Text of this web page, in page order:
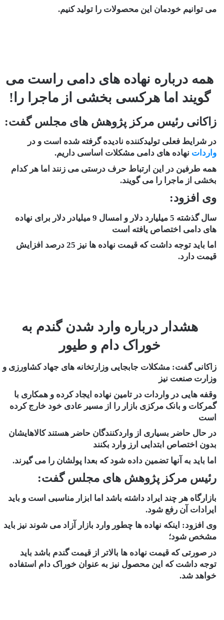
می توانیم خودمان این محصولات را تولید کنیم.
همه درباره نهاده های دامی راست می
گویند اما هرکسی بخشی از ماجرا را!
زاکانی رئیس مرکز پژوهش های مجلس گفت:
در شرایط فعلی تولیدکننده نادیده گرفته شده است و در
واردات نهاده های دامی مشکلات اساسی داریم.
همه طرفین در این ارتباط حرف درستی می زنند اما هر کدام
بخشی از ماجرا را می گویند.
وی افزود:
سال گذشته 5 میلیارد دلار و امسال 9 میلیادر دلار برای نهاده
های دامی اختصاص یافته است
اما باید توجه داشت که قیمت نهاده ها نیز 25 درصد افزایش
قیمت دارد.
هشدار درباره وارد شدن گندم به
خوراک دام و طیور
زاکانی گفت: مشکلات جابجایی وزارتخانه های جهاد کشاورزی و
وزارت صنعت نیز
وقفه هایی در واردات در تامین نهاده ایجاد کرده و همکاری با
گمرکات و بانک مرکزی بازار را از مسیر عادی خود خارج کرده
است
در حال حاضر بسیاری از واردکنندگان حاضر هستند کالاهایشان
بدون اختصاص ابتدایی ارز وارد بکنند
اما باید به آنها تضمین داده شود که بعدا پولشان را می گیرند.
رئیس مرکز پژوهش های مجلس گفت:
بازارگاه هر چند ایراد داشته باشد اما ابزار مناسبی است و باید
ایرادات آن رفع شود.
وی افزود: اینکه نهاده ها چطور وارد بازار آزاد می شوند نیز باید
مشخص شود؛
در صورتی که قیمت نهاده ها بالاتر از قیمت گندم باشد باید
توجه داشت که این محصول نیز به عنوان خوراک دام استفاده
خواهد شد.